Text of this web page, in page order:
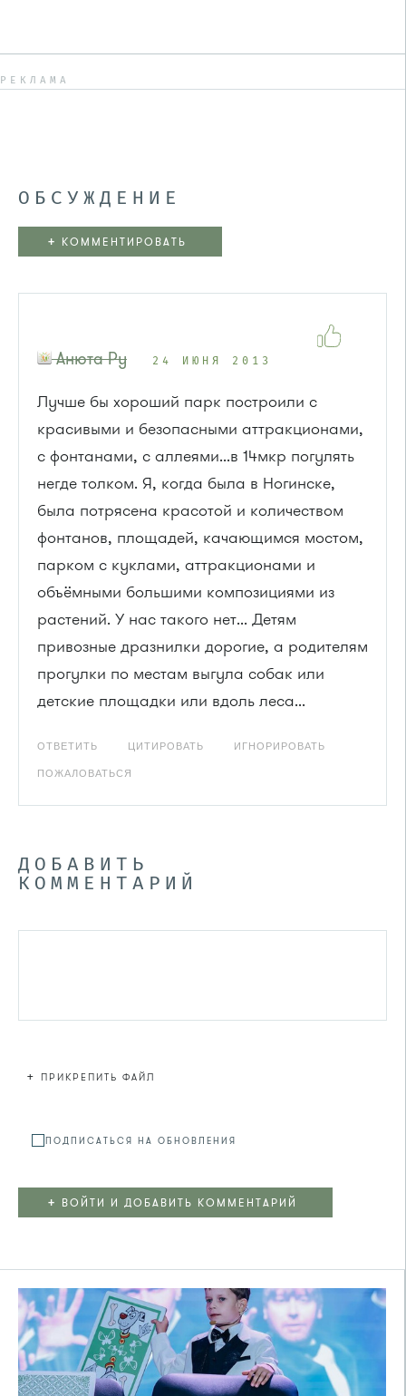
РЕКЛАМА
ОБСУЖДЕНИЕ
+ КОММЕНТИРОВАТЬ
Анюта Ру 24 ИЮНЯ 2013
Лучше бы хороший парк построили с
красивыми и безопасными аттракционами,
с фонтанами, с аллеями...в 14мкр погулять
негде толком. Я, когда была в Ногинске,
была потрясена красотой и количеством
фонтанов, площадей, качающимся мостом,
парком с куклами, аттракционами и
объёмными большими композициями из
растений. У нас такого нет... Детям
привозные дразнилки дорогие, а родителям
прогулки по местам выгула собак или
детские площадки или вдоль леса...
ОТВЕТИТЬ ЦИТИРОВАТЬ ИГНОРИРОВАТЬ
ПОЖАЛОВАТЬСЯ
ДОБАВИТЬ
КОММЕНТАРИЙ
+ ПРИКРЕПИТЬ ФАЙЛ
ПОДПИСАТЬСЯ НА ОБНОВЛЕНИЯ
+ ВОЙТИ И ДОБАВИТЬ КОММЕНТАРИЙ